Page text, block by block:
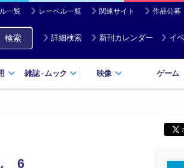
一覧 レーベル一覧 関連サイト 作品公募
検索 詳細検索 新刊カレンダー イ
雑誌・ ムック 映像 ゲーム
6